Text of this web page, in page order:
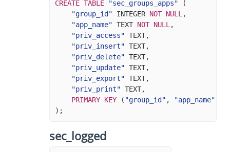
CREATE TABLE "sec_groups_apps"
(
"group_id"
INTEGER NOT NULL ,
"app_name" TEXT NOT NULL ,
"priv_access" TEXT,
"priv_insert" TEXT,
"priv_delete" TEXT,
"priv_update" TEXT,
"priv_export" TEXT,
"priv_print" TEXT,
PRIMARY KEY ( "group_id" , "app_name"
);
sec_logged